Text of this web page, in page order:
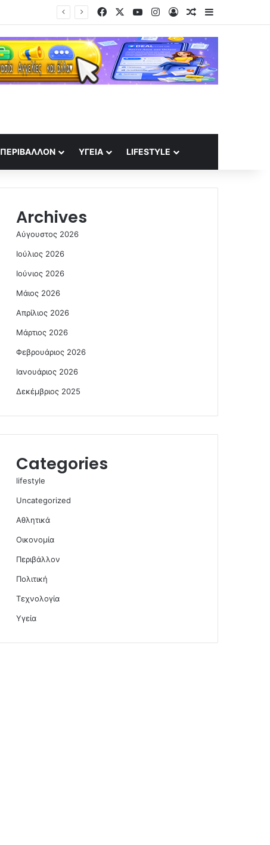
FacebookYouTubeInstagram
Log InRandom Article
Sidebar
ΠΕΡΙΒΆΛΛΟΝ ΥΓΕΊΑ LIFESTYLE
Archives
Αύγουστος 2026
Ιούλιος 2026
Ιούνιος 2026
Μάιος 2026
Απρίλιος 2026
Μάρτιος 2026
Φεβρουάριος 2026
Ιανουάριος 2026
Δεκέμβριος 2025
Categories
lifestyle
Uncategorized
Αθλητικά
Οικονομία
Περιβάλλον
Πολιτική
Τεχνολογία
Υγεία